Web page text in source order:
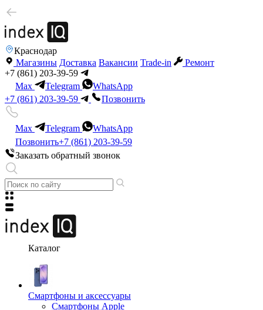
Краснодар
Магазины Доставка Вакансии Trade-in
Ремонт
+7 (861) 203-39-59
Max
Telegram
WhatsApp
+7 (861) 203-39-59
Позвонить
Max Telegram
WhatsApp
Позвонить+7 (861) 203-39-59
Заказать обратный звонок
Каталог
Смартфоны и аксессуары
Смартфоны Apple